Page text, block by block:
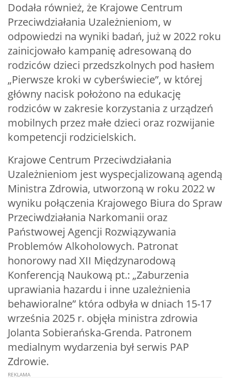
Dodała również, że Krajowe Centrum
Przeciwdziałania Uzależnieniom, w
odpowiedzi na wyniki badań, już w 2022 roku
zainicjowało kampanię adresowaną do
rodziców dzieci przedszkolnych pod hasłem
„Pierwsze kroki w cyberświecie”, w której
główny nacisk położono na edukację
rodziców w zakresie korzystania z urządzeń
mobilnych przez małe dzieci oraz rozwijanie
kompetencji rodzicielskich.
Krajowe Centrum Przeciwdziałania
Uzależnieniom jest wyspecjalizowaną agendą
Ministra Zdrowia, utworzoną w roku 2022 w
wyniku połączenia Krajowego Biura do Spraw
Przeciwdziałania Narkomanii oraz
Państwowej Agencji Rozwiązywania
Problemów Alkoholowych. Patronat
honorowy nad XII Międzynarodową
Konferencją Naukową pt.: „Zaburzenia
uprawiania hazardu i inne uzależnienia
behawioralne” która odbyła w dniach 15-17
września 2025 r. objęła ministra zdrowia
Jolanta Sobierańska-Grenda. Patronem
medialnym wydarzenia był serwis PAP
Zdrowie.